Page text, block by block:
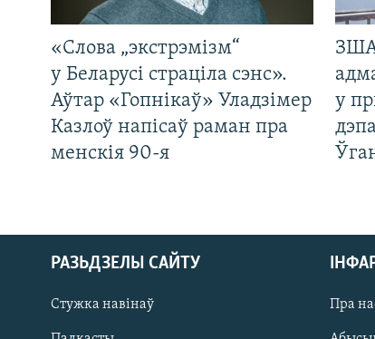
«Слова „экстрэмізм“
у Беларусі страціла сэнс».
Аўтар «Гопнікаў» Уладзімер
Казлоў напісаў раман пра
менскія 90-я
ЗША
у
РАЗЬДЗЕЛЫ САЙТУ
Стужка навінаў Пра